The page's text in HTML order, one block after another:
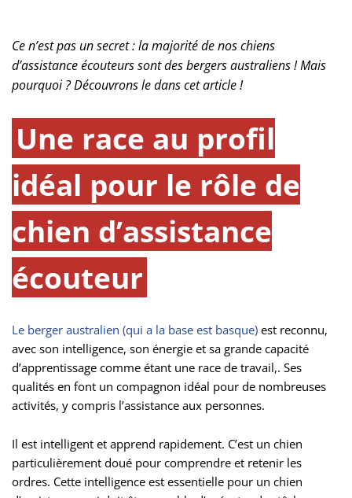
Ce n’est pas un secret : la majorité de nos chiens
d’assistance écouteurs sont des bergers australiens ! Mais
pourquoi ? Découvrons le dans cet article !
Une race au profil
idéal pour le rôle de
chien d’assistance
écouteur
Le berger australien (qui a la base est basque) est reconnu,
avec son intelligence, son énergie et sa grande capacité
d’apprentissage comme étant une race de travail,. Ses
qualités en font un compagnon idéal pour de nombreuses
activités, y compris l’assistance aux personnes.
Il est intelligent et apprend rapidement. C’est un chien
particulièrement doué pour comprendre et retenir les
ordres. Cette intelligence est essentielle pour un chien